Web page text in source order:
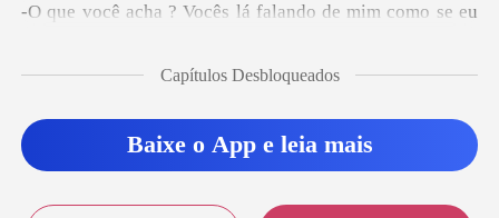
lá falando de mim como se
Capítulos Desbloqueados
Baixe o App e leia mais